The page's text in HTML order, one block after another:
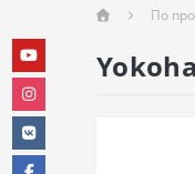
По